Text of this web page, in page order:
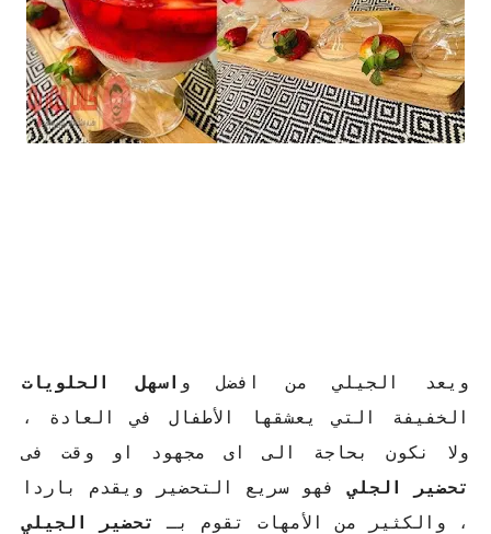
ويعد الجيلي من افضل و اسهل الحلويات
الخفيفة التي يعشقها الأطفال في العادة ،
ولا نكون بحاجة الى اى مجهود او وقت فى
تحضير الجليفهو سريع التحضير ويقدم باردا
، والكثير من الأمهات تقوم بـ
تحضير الجيلي